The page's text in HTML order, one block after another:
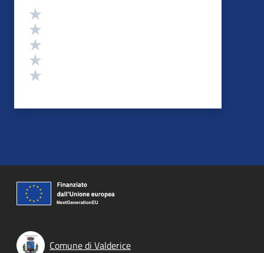
Valutazione
Comune di Valderice